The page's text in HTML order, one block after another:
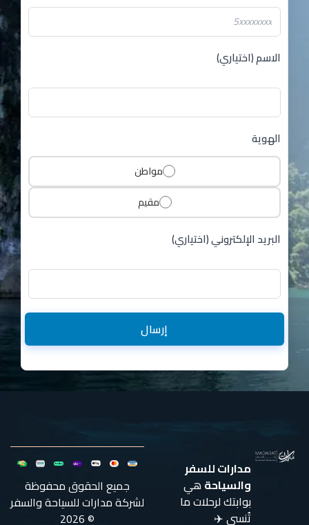
الاسم (اختياري)
الهوية
مواطن
مقيم
البريد الإلكتروني (اختياري)
إرسال
مدارات للسفر
والسياحة هي
بوابتك لرحلات ما
تُنسى ✈️
جميع الحقوق محفوظة
لشركة مدارات للسياحة والسفر
© 2026